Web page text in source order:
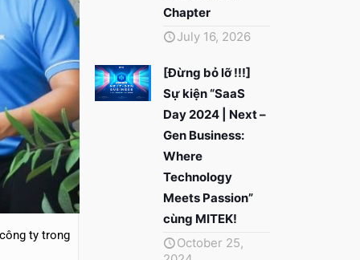
ty trong
Chapter
July 16, 2026
[Đừng bỏ lỡ !!!]
Sự kiện “SaaS
Day 2024 | Next –
Gen Business:
Where
Technology
Meets Passion”
cùng MITEK!
October 25,